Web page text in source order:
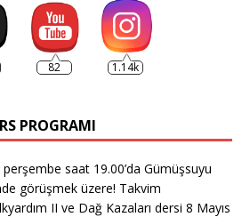
82 1.14k
PROGRAMI
saat 19.00’da Gümüşsuyu
görüşmek üzere! Takvim
II ve Dağ Kazaları dersi 8 Mayıs